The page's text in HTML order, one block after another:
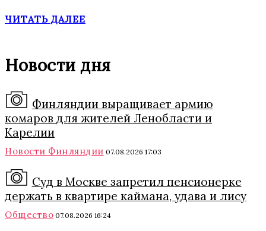
ЧИТАТЬ ДАЛЕЕ
Новости дня
Финляндии выращивает армию
комаров для жителей Ленобласти и
Карелии
Новости Финляндии 07.08.2026 17:03
Суд в Москве запретил пенсионерке
держать в квартире каймана, удава и лису
Общество 07.08.2026 16:24